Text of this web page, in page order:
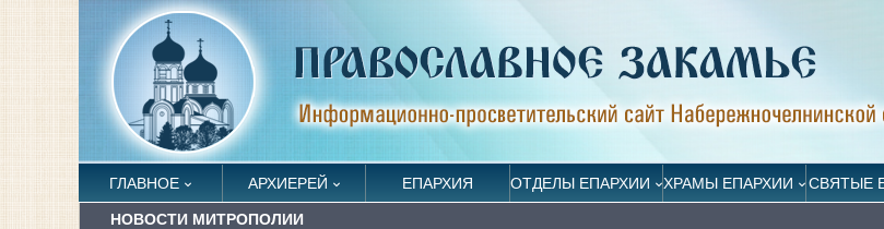
ГЛАВНОЕ АРХИЕРЕЙ ЕПАРХИЯ ОТДЕЛЫ ЕПАРХИИ ХРАМЫ ЕПАРХИИ СВЯТЫЕ
НОВОСТИ МИТРОПОЛИИ